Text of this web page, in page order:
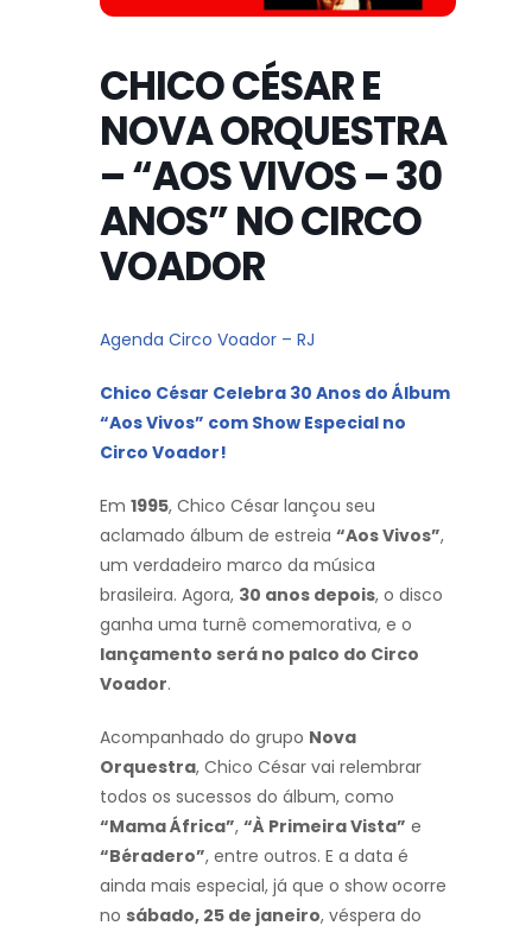
CHICO CÉSAR E
NOVA ORQUESTRA
– “AOS VIVOS – 30
ANOS” NO CIRCO
VOADOR
Agenda Circo Voador – RJ
Chico César Celebra 30 Anos do Álbum
“Aos Vivos” com Show Especial no
Circo Voador!
Em 1995, Chico César lançou seu
aclamado álbum de estreia “Aos Vivos”,
um verdadeiro marco da música
brasileira. Agora, 30 anos depois, o disco
ganha uma turnê comemorativa, e o
lançamento será no palco do Circo
Voador.
Acompanhado do grupo Nova
Orquestra, Chico César vai relembrar
todos os sucessos do álbum, como
“Mama África”, “À Primeira Vista” e
“Béradero”, entre outros. E a data é
ainda mais especial, já que o show ocorre
no sábado, 25 de janeiro, véspera do